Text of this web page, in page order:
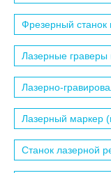
Фрезерный станок
Лазерные граверы
Лазерно-
Лазерный маркер
Станок лазерной